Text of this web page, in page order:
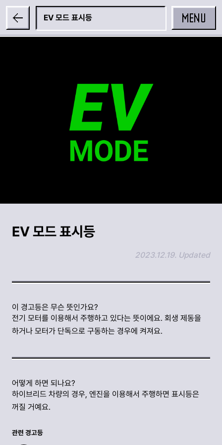
MENU
EV 모드 표시등
EV 모드 표시등
2023.12.19. Updated
이 경고등은 무슨 뜻인가요?
전기 모터를 이용해서 주행하고 있다는 뜻이에요. 회생 제동을
하거나 모터가 단독으로 구동하는 경우에 켜져요.
어떻게 하면 되나요?
하이브리드 차량의 경우, 엔진을 이용해서 주행하면 표시등은
꺼질 거예요.
관련 경고등
링크 복사하기